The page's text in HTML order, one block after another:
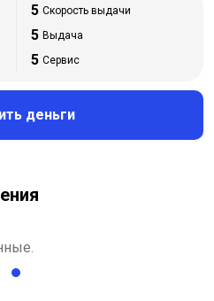
5 Скорость выдачи
5 Выдача
5 Сервис
деньги